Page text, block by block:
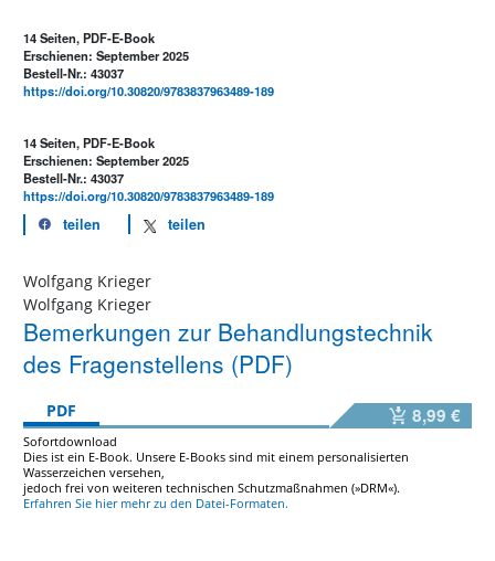
14 Seiten, PDF-E-Book
Erschienen: September 2025
Bestell-Nr.: 43037
https://doi.org/10.30820/9783837963489-189
14 Seiten, PDF-E-Book
Erschienen: September 2025
Bestell-Nr.: 43037
https://doi.org/10.30820/9783837963489-189
teilen teilen
Wolfgang Krieger
Wolfgang Krieger
Bemerkungen zur Behandlungstechnik
des Fragenstellens (PDF)
PDF 8,99 €
Sofortdownload
Dies ist ein E-Book. Unsere E-Books sind mit einem personalisierten
Wasserzeichen versehen,
jedoch frei von weiteren technischen Schutzmaßnahmen (»DRM«).
Erfahren Sie hier mehr zu den Datei-Formaten.